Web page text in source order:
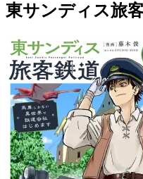
東サンディス旅